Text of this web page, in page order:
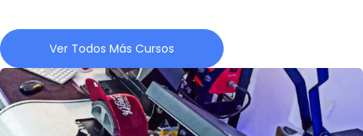
Ver Todos Más Cursos